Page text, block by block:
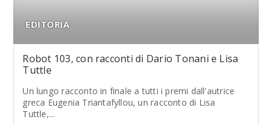
EDITORIA
Robot 103, con racconti di Dario Tonani e Lisa
Tuttle
Un lungo racconto in finale a tutti i premi dall'autrice
greca Eugenia Triantafyllou, un racconto di Lisa
Tuttle,...